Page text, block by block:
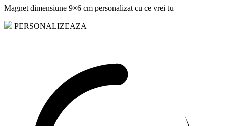
Magnet dimensiune 9×6 cm personalizat cu ce vrei tu
PERSONALIZEAZA